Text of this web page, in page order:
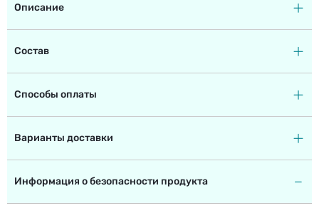
Описание
Состав
Способы оплаты
Варианты доставки
Информация о безопасности продукта